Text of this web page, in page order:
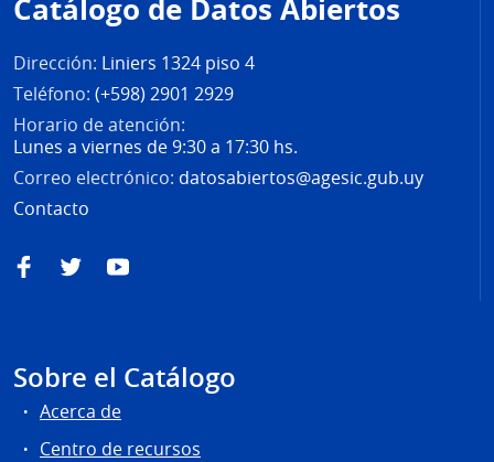
página
Catálogo de Datos Abiertos
Dirección: Liniers 1324 piso 4
Teléfono: (+598) 2901 2929
Horario de atención:
Lunes a viernes de 9:30 a 17:30 hs.
Correo electrónico: datosabiertos@agesic.gub.uy
Contacto
FacebookTwitterYouTube
Sobre el Catálogo
Acerca de
Centro de recursos